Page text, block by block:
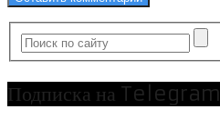
Подписка на Telegram